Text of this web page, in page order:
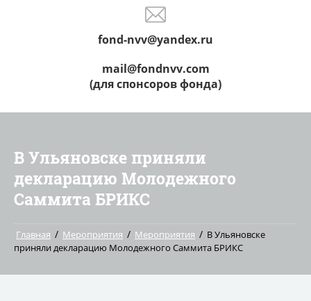
fond-nvv@yandex.ru
mail@fondnvv.com
(для спонсоров фонда)
В Ульяновске приняли
декларацию Молодежного
Саммита БРИКС
Главная / Мероприятия / Мероприятия / В Ульяновске
приняли декларацию Молодежного Саммита БРИКС